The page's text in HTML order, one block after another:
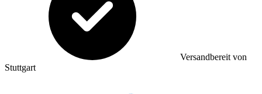
Versandbereit von
Stuttgart